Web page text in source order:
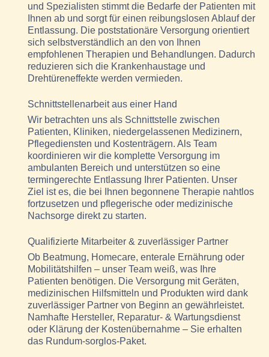
und Spezialisten stimmt die Bedarfe der Patienten mit
Ihnen ab und sorgt für einen reibungslosen Ablauf der
Entlassung. Die poststationäre Versorgung orientiert
sich selbstverständlich an den von Ihnen
empfohlenen Therapien und Behandlungen. Dadurch
reduzieren sich die Krankenhaustage und
Drehtüreneffekte werden vermieden.
Schnittstellenarbeit aus einer Hand
Wir betrachten uns als Schnittstelle zwischen
Patienten, Kliniken, niedergelassenen Medizinern,
Pflegediensten und Kostenträgern. Als Team
koordinieren wir die komplette Versorgung im
ambulanten Bereich und unterstützen so eine
termingerechte Entlassung Ihrer Patienten. Unser
Ziel ist es, die bei Ihnen begonnene Therapie nahtlos
fortzusetzen und pflegerische oder medizinische
Nachsorge direkt zu starten.
Qualifizierte Mitarbeiter & zuverlässiger Partner
Ob Beatmung, Homecare, enterale Ernährung oder
Mobilitätshilfen – unser Team weiß, was Ihre
Patienten benötigen. Die Versorgung mit Geräten,
medizinischen Hilfsmitteln und Produkten wird dank
zuverlässiger Partner von Beginn an gewährleistet.
Namhafte Hersteller, Reparatur- & Wartungsdienst
oder Klärung der Kostenübernahme – Sie erhalten
das Rundum-sorglos-Paket.